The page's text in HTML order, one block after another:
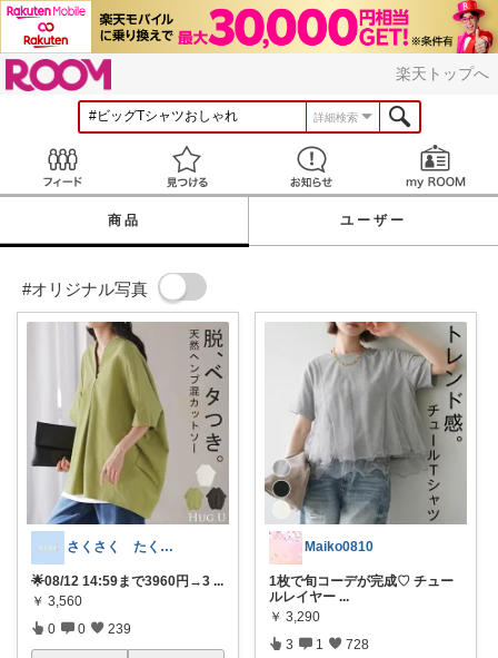
楽天トップへ
詳細検索
見つける お知らせ
商品 ユーザー
#オリジナル写真
さくさく たくさんの訪問感謝です🙇
🌟08/12 14:59まで3960円→3 ...
￥ 3,560
0 0 239
Maiko0810
1枚で旬コーデが完成♡ チュー
ルレイヤー ...
￥ 3,290
3 1 728